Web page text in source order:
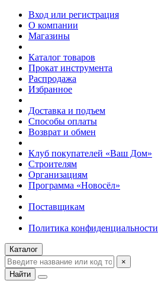
Вход или регистрация
О компании
Магазины
Каталог товаров
Прокат инструмента
Распродажа
Избранное
Доставка и подъем
Способы оплаты
Возврат и обмен
Клуб покупателей «Ваш Дом»
Строителям
Организациям
Программа «Новосёл»
Поставщикам
Политика конфиденциальности
Каталог
×
Найти